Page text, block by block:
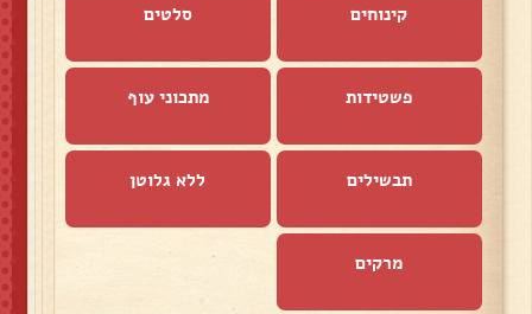
קינוחים סלטים
פשטידות מתכוני עוף
תבשילים ללא גלוטן
מרקים